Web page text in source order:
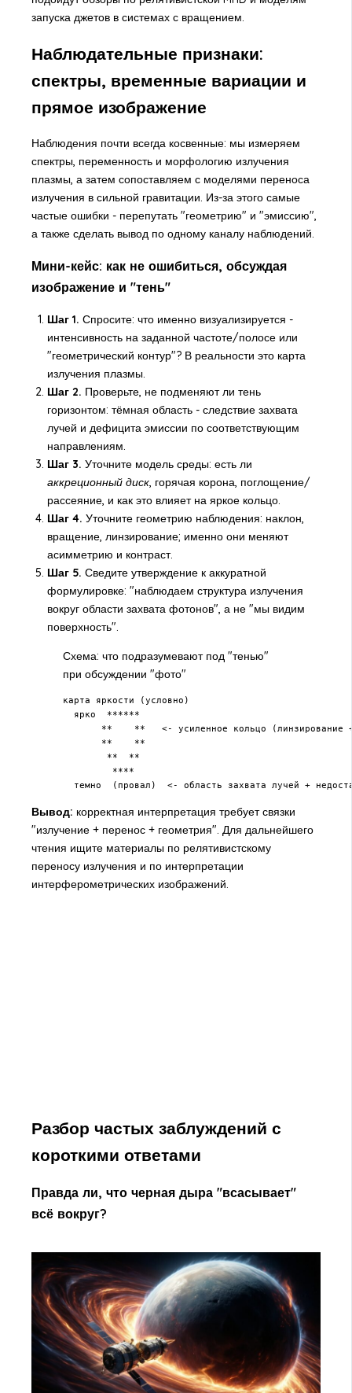
запуска джетов в системах с вращением.
Наблюдательные признаки:
спектры, временные вариации и
прямое изображение
Наблюдения почти всегда косвенные: мы измеряем
спектры, переменность и морфологию излучения
плазмы, а затем сопоставляем с моделями переноса
излучения в сильной гравитации. Из-за этого самые
частые ошибки - перепутать "геометрию" и "эмиссию",
а также сделать вывод по одному каналу наблюдений.
Мини-кейс: как не ошибиться, обсуждая
изображение и "тень"
Шаг 1. Спросите: что именно визуализируется -
интенсивность на заданной частоте/полосе или
"геометрический контур"? В реальности это карта
излучения плазмы.
Шаг 2. Проверьте, не подменяют ли тень
горизонтом: тёмная область - следствие захвата
лучей и дефицита эмиссии по соответствующим
направлениям.
Шаг 3. Уточните модель среды: есть ли
аккреционный диск, горячая корона, поглощение/
рассеяние, и как это влияет на яркое кольцо.
Шаг 4. Уточните геометрию наблюдения: наклон,
вращение, линзирование; именно они меняют
асимметрию и контраст.
Шаг 5. Сведите утверждение к аккуратной
формулировке: "наблюдаем структура излучения
вокруг области захвата фотонов", а не "мы видим
поверхность".
Схема: что подразумевают под "тенью"
при обсуждении "фото"
карта яркости (условно)
  ярко  ******
**    **   <- усиленное кольцо (линзирование
       **    **
        **  **
         ****
темно  (провал)  <- область захвата лучей +
Вывод: корректная интерпретация требует связки
"излучение + перенос + геометрия". Для дальнейшего
чтения ищите материалы по релятивистскому
переносу излучения и по интерпретации
интерферометрических изображений.
Разбор частых заблуждений с
короткими ответами
Правда ли, что черная дыра "всасывает"
всё вокруг?